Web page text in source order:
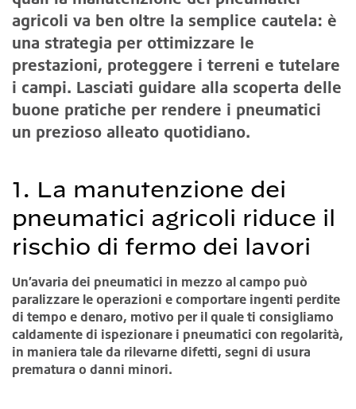
agricoli va ben oltre la semplice cautela: è
una strategia per ottimizzare le
prestazioni, proteggere i terreni e tutelare
i campi. Lasciati guidare alla scoperta delle
buone pratiche per rendere i pneumatici
un prezioso alleato quotidiano.
1. La manutenzione dei
pneumatici agricoli riduce il
rischio di fermo dei lavori
Un’avaria dei pneumatici in mezzo al campo può
paralizzare le operazioni e comportare ingenti perdite
di tempo e denaro, motivo per il quale ti consigliamo
caldamente di ispezionare i pneumatici con regolarità,
in maniera tale da rilevarne difetti, segni di usura
prematura o danni minori.